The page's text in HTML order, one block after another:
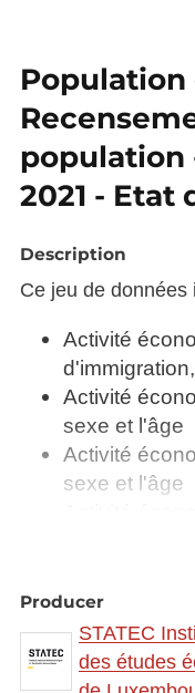
population
2021 - Etat
Description
Ce jeu de
Activité
Activité
sexe et l'âge
Activité
sexe et l'âge
résidence
Activité
la situation
Activité
le sexe et
Producer
STATEC
des études